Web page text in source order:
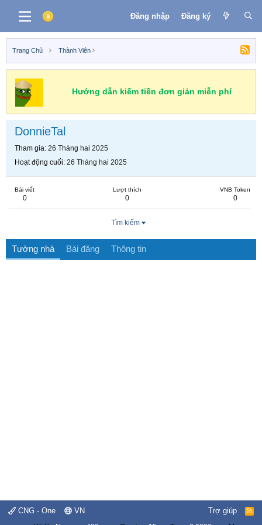
Đăng nhập Đăng ký
Trang Chủ Thành Viên
Hướng dẫn kiếm tiền đơn giản miễn phí
DonnieTal
Tham gia 26 Tháng hai 2025
Hoạt động cuối 26 Tháng hai 2025
Bài viết
0
Lượt thích
0
VNB Token
0
Tìm kiếm
Tường nhà Bài đăng Thông tin
CNG - One VN Trợ giúp
R